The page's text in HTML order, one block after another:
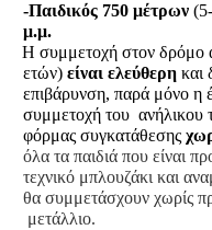
-Παιδικός 750 μέτρων
μ.μ.
Η συμμετοχή στον δρόμο
ετών) είναι ελεύθερη και
επιβάρυνση, παρά μόνο η
συμμετοχή του ανήλικου
φόρμας συγκατάθεσης
όλα τα παιδιά που είναι
τεχνικό μπλουζάκι και
θα συμμετάσχουν χωρίς
μετάλλιο.